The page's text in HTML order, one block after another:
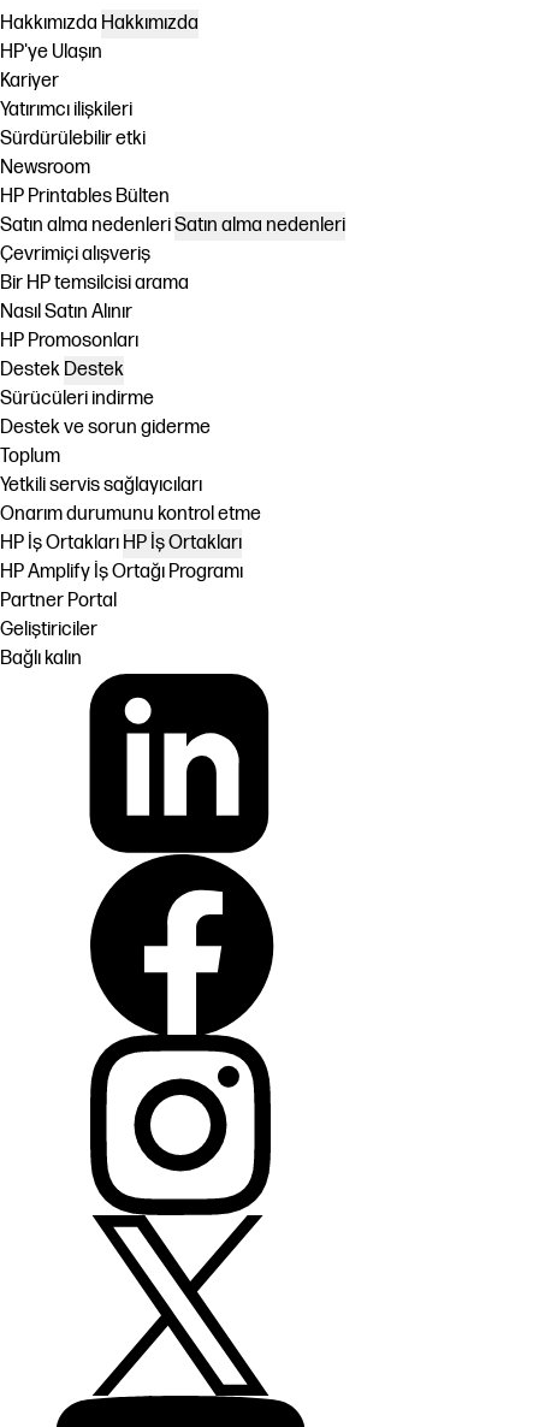
Hakkımızda Hakkımızda
HP'ye Ulaşın
Kariyer
Yatırımcı ilişkileri
Sürdürülebilir etki
Newsroom
HP Printables Bülten
Satın alma nedenleriSatın alma nedenleri
Çevrimiçi alışveriş
Bir HP temsilcisi arama
Nasıl Satın Alınır
HP Promosonları
Destek Destek
Sürücüleri indirme
Destek ve sorun giderme
Toplum
Yetkili servis sağlayıcıları
Onarım durumunu kontrol etme
HP İş Ortakları HP İş Ortakları
HP Amplify İş Ortağı Programı
Partner Portal
Geliştiriciler
Bağlı kalın